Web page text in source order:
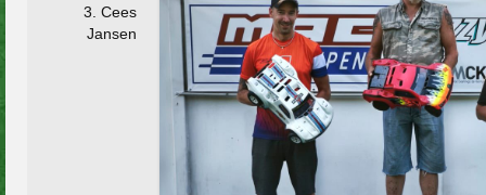
3. Cees
Jansen